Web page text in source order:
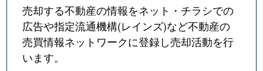
売却する不動産の情報をネット・チラシでの
広告や指定流通機構(レインズ)など不動産の
売買情報ネットワークに登録し売却活動を行
います。